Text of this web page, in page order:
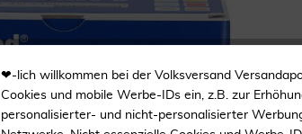
❤-lich willkommen bei der Volksversand
Cookies und mobile Werbe-IDs ein, z.B. zur
personalisierter- und nicht-personalisierter